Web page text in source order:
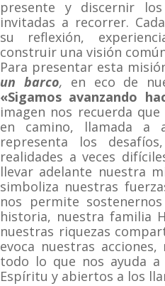
presente y discernir
invitadas a recorrer.
su reflexión,
construir una visión
Para presentar esta
un barco, en eco de
«Sigamos avanzando
imagen nos recuerda
en camino, llamada a
representa los
realidades a veces
llevar adelante nuestra
simboliza nuestras
nos permite
historia, nuestra familia
nuestras riquezas
evoca nuestras
todo lo que nos ayuda
Espíritu y abiertos a los